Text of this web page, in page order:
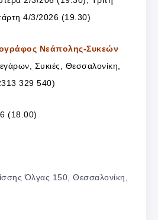
4/3/2026 (19.30)
Νεάπολης-Συκεών
Συκιές, Θεσσαλονίκη,
329 540)
(18.00)
Όλγας 150, Θεσσαλονίκη,